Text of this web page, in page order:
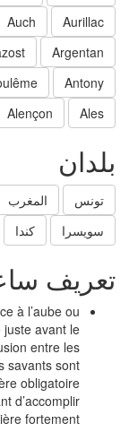
Aurillac
Auch
Argentan
Antony
Ales
Alençon
تونس المغرب
سويسرا
à l’aube ou
juste avant le
entre les
les savants sont
obligatoire
d’accomplir
prière fortement